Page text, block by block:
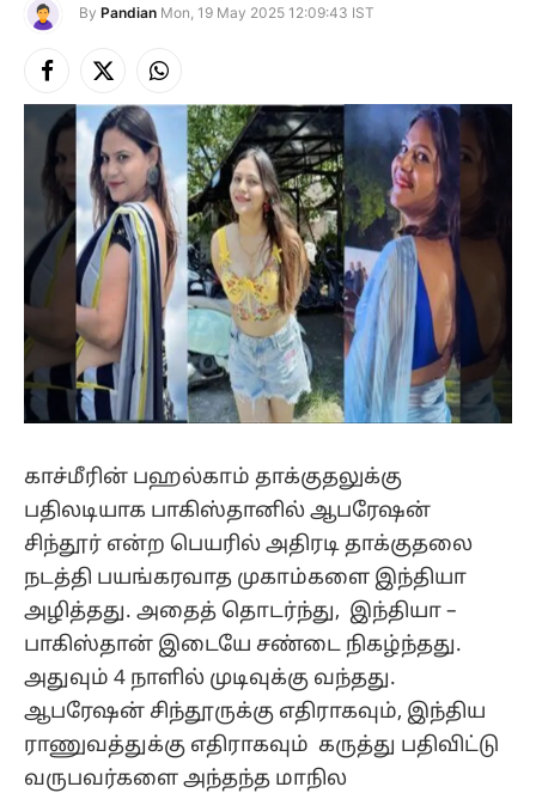
By Pandian Mon, 19 May 2025 12:09:43 IST
Facebook
X
(Twitter)
Instagram
காச்மீரின் பஹல்காம் தாக்குதலுக்கு
பதிலடியாக பாகிஸ்தானில் ஆபரேஷன்
சிந்தூர் என்ற பெயரில் அதிரடி தாக்குதலை
நடத்தி பயங்கரவாத முகாம்களை இந்தியா
அழித்தது. அதைத் தொடர்ந்து, இந்தியா –
பாகிஸ்தான் இடையே சண்டை நிகழ்ந்தது.
அதுவும் 4 நாளில் முடிவுக்கு வந்தது.
ஆபரேஷன் சிந்தூருக்கு எதிராகவும், இந்திய
ராணுவத்துக்கு எதிராகவும் கருத்து பதிவிட்டு
வருபவர்களை அந்தந்த மாநில